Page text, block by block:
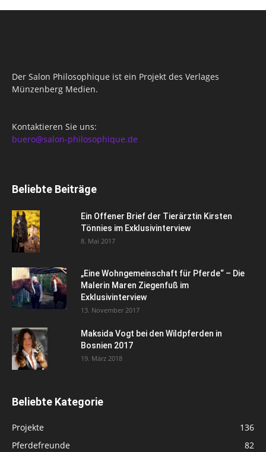
Der Salon Philosophique ist ein Projekt des Verlages
Münzenberg Medien.
Kontaktieren Sie uns:
buero@salon-philosophique.de
Beliebte Beiträge
Ein Offener Brief der Tierärztin Kirsten
Tönnies im Exklusivinterview
8. Mai 2017
„Eine Wohngemeinschaft für Pferde“ – Die
Malerin Maren Ziegenfuß im
Exklusivinterview
13. November 2017
Maksida Vogt bei den Wildpferden in
Bosnien 2017
19. März 2018
Beliebte Kategorie
Projekte
136
Pferdefreunde
82